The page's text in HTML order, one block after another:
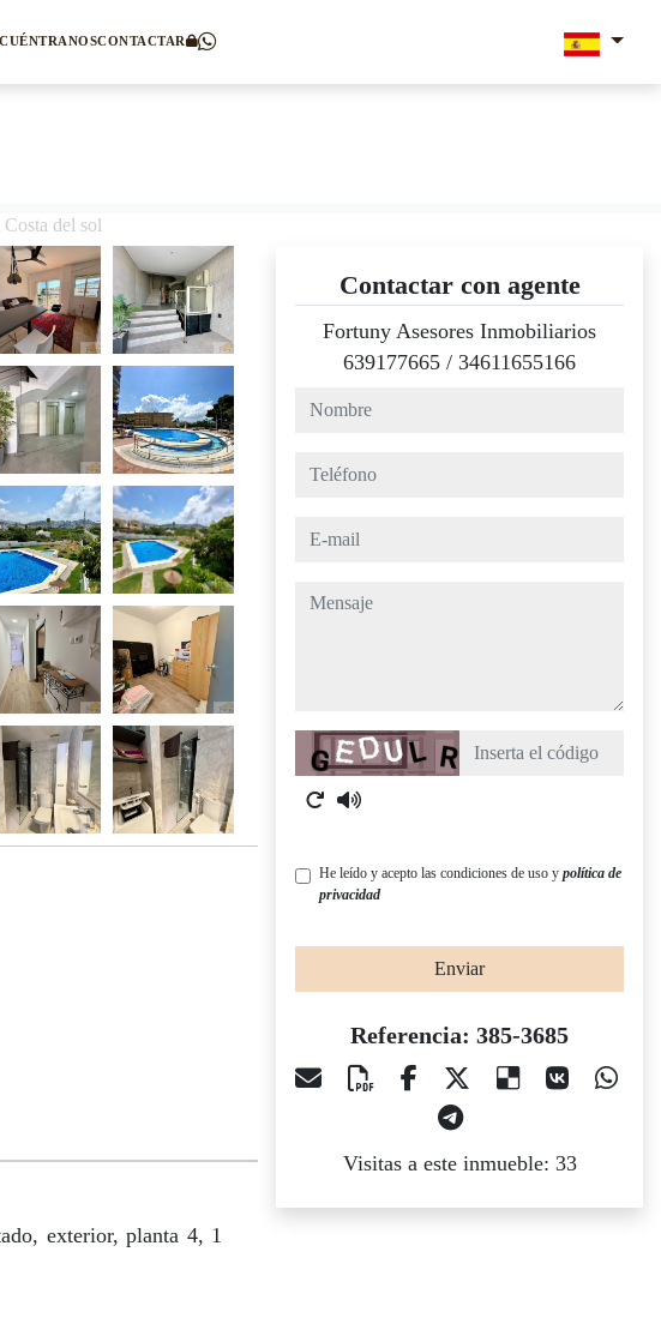
CONTACTAR
del sol
exterior, planta 4, 1
Contactar con agente
Fortuny Asesores Inmobiliarios
639177665 / 34611655166
nombre
teléfono
e-mail
mensaje
Captcha
He leído y acepto las condiciones de uso y política de
privacidad
Enviar
Referencia: 385-3685
Visitas a este inmueble: 33